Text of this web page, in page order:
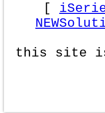
[
this site is